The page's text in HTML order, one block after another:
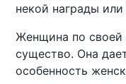
некой награды
Женщина по
существо. Она
особенность